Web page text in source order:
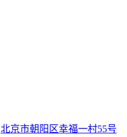
北京市朝阳区幸福一村55号